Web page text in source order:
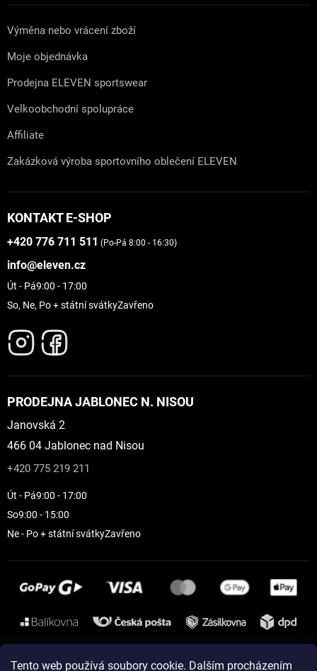
Tento web používá soubory cookie. Dalším procházením
Výměna nebo vrácení zboží
Moje objednávka
Prodejna ELEVEN sportswear
Velkoobchodní spolupráce
Affiliate
Zakázková výroba sportovního oblečení ELEVEN
KONTAKT E-SHOP
+420 776 711 511 (Po-Pá 8:00 - 16:30)
info@eleven.cz
Út - Pá9:00 - 17:00
So, Ne, Po + státní svátkyZavřeno
PRODEJNA JABLONEC N. NISOU
Janovská 2
466 04 Jablonec nad Nisou
+420 775 219 211
Út - Pá9:00 - 17:00
So9:00 - 15:00
Ne - Po + státní svátkyZavřeno
Instagram